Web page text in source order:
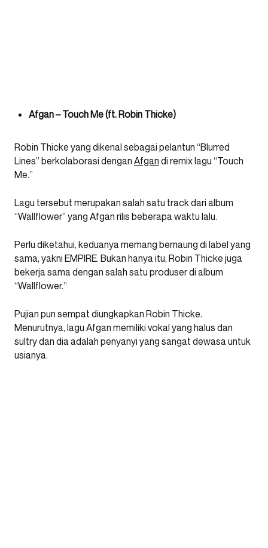
Afgan – Touch Me (ft. Robin Thicke)
Robin Thicke yang dikenal sebagai pelantun “Blurred
Lines” berkolaborasi dengan Afgan di remix lagu “Touch
Me.”
Lagu tersebut merupakan salah satu track dari album
“Wallflower” yang Afgan rilis beberapa waktu lalu.
Perlu diketahui, keduanya memang bernaung di label yang
sama, yakni EMPIRE. Bukan hanya itu, Robin Thicke juga
bekerja sama dengan salah satu produser di album
“Wallflower.”
Pujian pun sempat diungkapkan Robin Thicke.
Menurutnya, lagu Afgan memiliki vokal yang halus dan
sultry dan dia adalah penyanyi yang sangat dewasa untuk
usianya.